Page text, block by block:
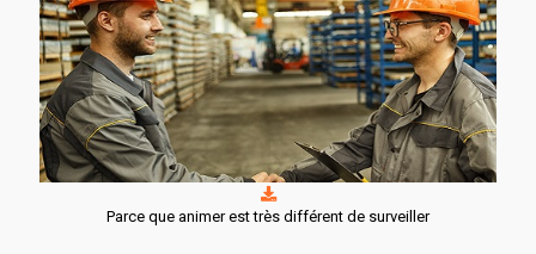
Parce que animer est très différent de surveiller